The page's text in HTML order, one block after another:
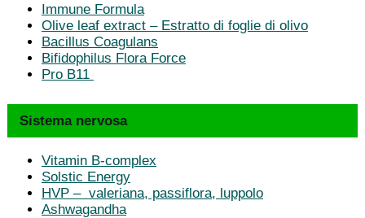
Immune Formula
Olive leaf extract – Estratto di foglie di olivo
Bacillus Coagulans
Bifidophilus Flora Force
Pro B11
Sistema nervosa
Vitamin B-complex
Solstic Energy
HVP – valeriana, passiflora, luppolo
Ashwagandha